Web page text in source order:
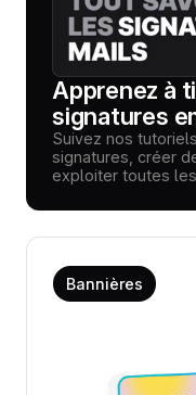
Apprenez à
signatures
Suivez nos
signatures, créer
exploiter toutes
Bannières